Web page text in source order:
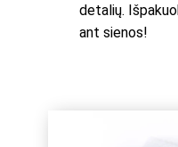
detalių.
ant sienos!